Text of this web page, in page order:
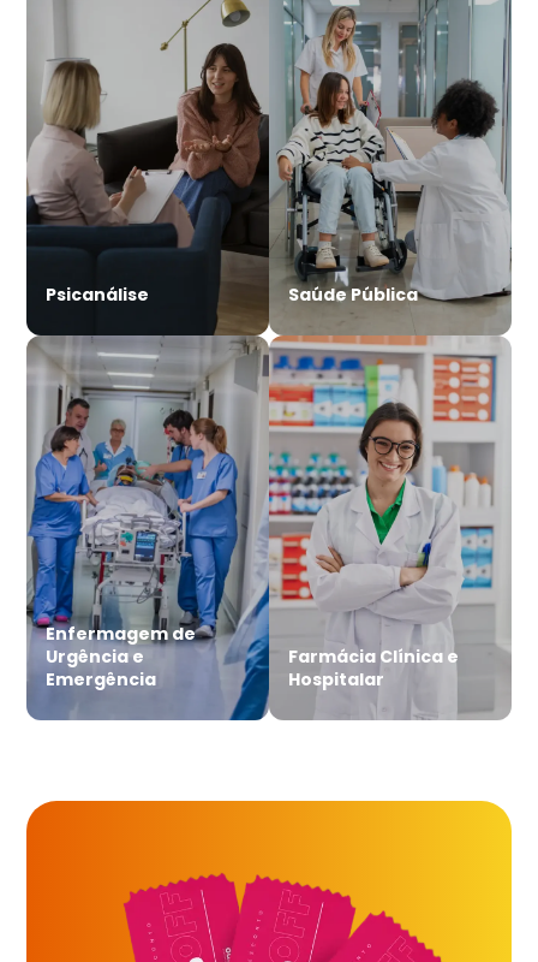
Psicanálise Saúde Pública
Enfermagem de
Urgência e
Emergência
Farmácia Clínica e
Hospitalar